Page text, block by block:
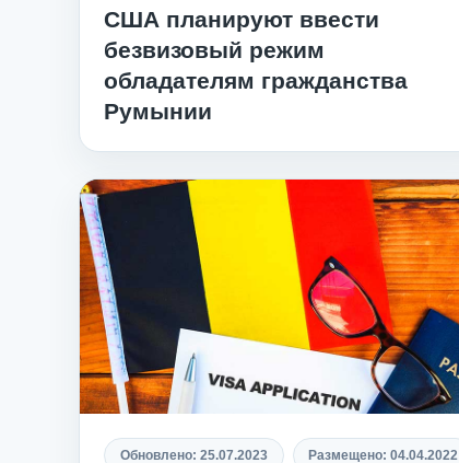
США планируют ввести
безвизовый режим
обладателям гражданства
Румынии
Обновлено: 25.07.2023 Размещено: 04.04.2022